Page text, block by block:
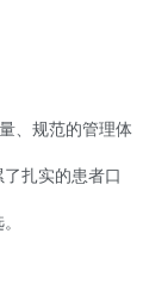
、规范的管理体
扎实的患者口